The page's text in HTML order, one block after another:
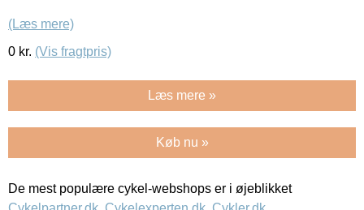
(Læs mere)
0 kr. (Vis fragtpris)
Læs mere »
Køb nu »
De mest populære cykel-webshops er i øjeblikket